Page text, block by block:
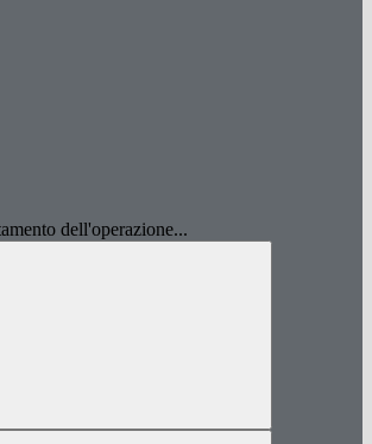
dell'operazione...